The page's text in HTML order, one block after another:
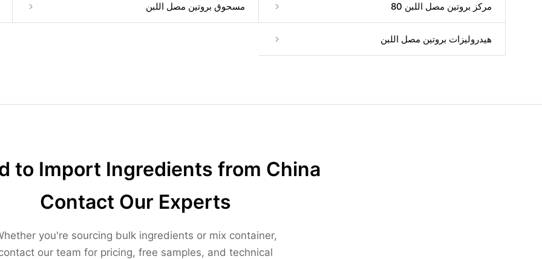
مركز بروتين مصل اللبن 80 مسحوق بروتين مصل اللبن
هيدروليزات بروتين مصل اللبن
to Import Ingredients from China?
Contact Our Experts
you're sourcing bulk ingredients or mix container,
our team for pricing, free samples, and technical